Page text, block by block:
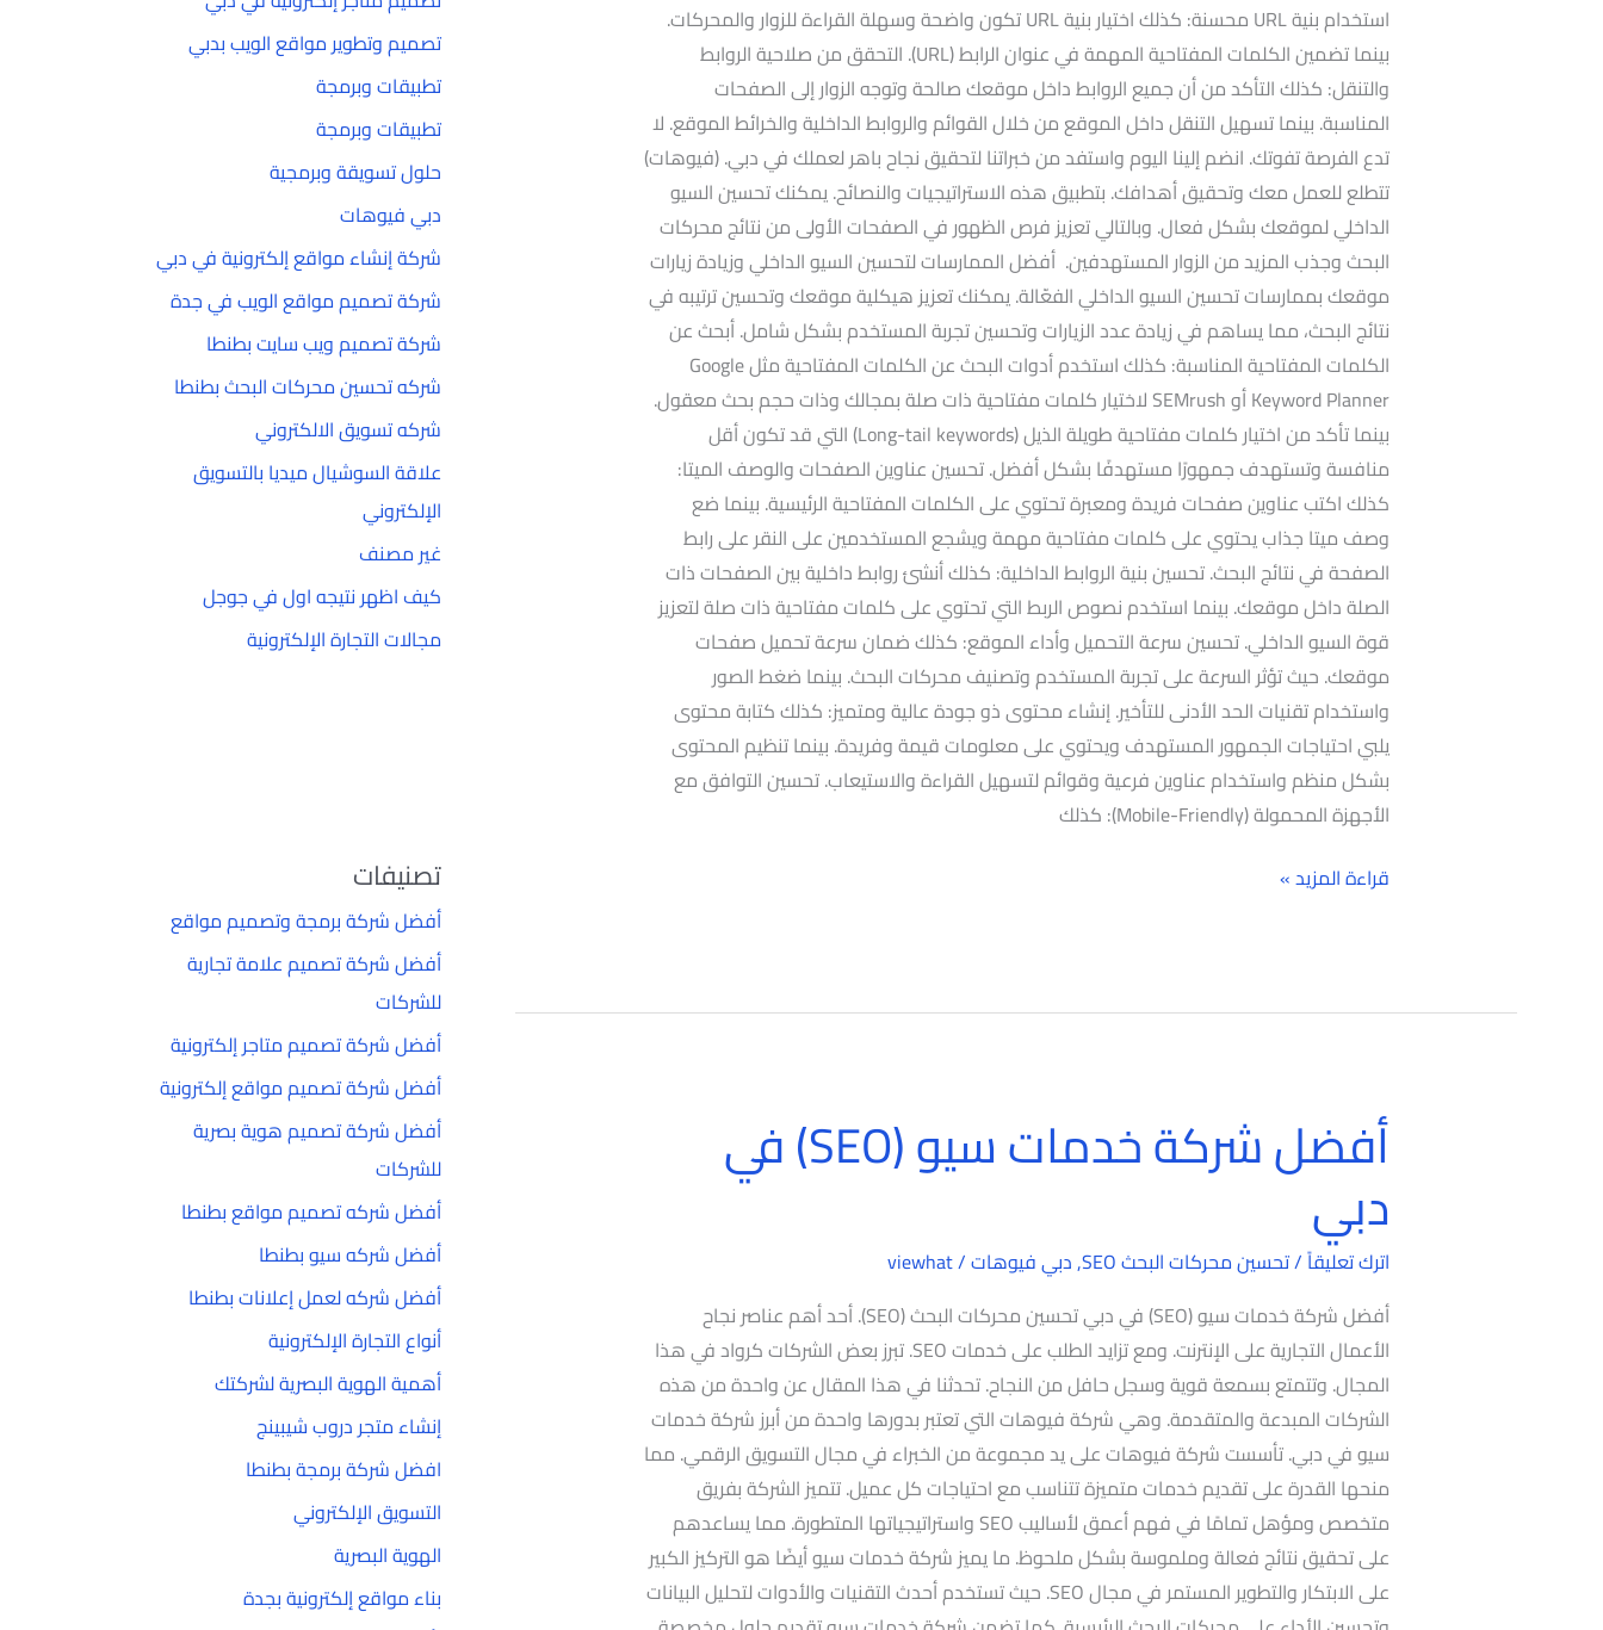
استخدام بنية URL محسنة: كذلك اختيار بنية URL تكون واضحة وسهلة القراءة للزوار والمحركات.
بينما تضمين الكلمات المفتاحية المهمة في عنوان الرابط (URL). التحقق من صلاحية الروابط
والتنقل: كذلك التأكد من أن جميع الروابط داخل موقعك صالحة وتوجه الزوار إلى الصفحات
المناسبة. بينما تسهيل التنقل داخل الموقع من خلال القوائم والروابط الداخلية والخرائط الموقع. لا
تدع الفرصة تفوتك. انضم إلينا اليوم واستفد من خبراتنا لتحقيق نجاح باهر لعملك في دبي. (فيوهات)
تتطلع للعمل معك وتحقيق أهدافك. بتطبيق هذه الاستراتيجيات والنصائح. يمكنك تحسين السيو
الداخلي لموقعك بشكل فعال. وبالتالي تعزيز فرص الظهور في الصفحات الأولى من نتائج محركات
البحث وجذب المزيد من الزوار المستهدفين. أفضل الممارسات لتحسين السيو الداخلي وزيادة زيارات
موقعك بممارسات تحسين السيو الداخلي الفعّالة. يمكنك تعزيز هيكلية موقعك وتحسين ترتيبه في
نتائج البحث، مما يساهم في زيادة عدد الزيارات وتحسين تجربة المستخدم بشكل شامل. أبحث عن
الكلمات المفتاحية المناسبة: كذلك استخدم أدوات البحث عن الكلمات المفتاحية مثل Google
Keyword Planner أو SEMrush لاختيار كلمات مفتاحية ذات صلة بمجالك وذات حجم بحث معقول.
بينما تأكد من اختيار كلمات مفتاحية طويلة الذيل (Long-tail keywords) التي قد تكون أقل
منافسة وتستهدف جمهورًا مستهدفًا بشكل أفضل. تحسين عناوين الصفحات والوصف الميتا:
كذلك اكتب عناوين صفحات فريدة ومعبرة تحتوي على الكلمات المفتاحية الرئيسية. بينما ضع
وصف ميتا جذاب يحتوي على كلمات مفتاحية مهمة ويشجع المستخدمين على النقر على رابط
الصفحة في نتائج البحث. تحسين بنية الروابط الداخلية: كذلك أنشئ روابط داخلية بين الصفحات ذات
الصلة داخل موقعك. بينما استخدم نصوص الربط التي تحتوي على كلمات مفتاحية ذات صلة لتعزيز
قوة السيو الداخلي. تحسين سرعة التحميل وأداء الموقع: كذلك ضمان سرعة تحميل صفحات
موقعك. حيث تؤثر السرعة على تجربة المستخدم وتصنيف محركات البحث. بينما ضغط الصور
واستخدام تقنيات الحد الأدنى للتأخير. إنشاء محتوى ذو جودة عالية ومتميز: كذلك كتابة محتوى
يلبي احتياجات الجمهور المستهدف ويحتوي على معلومات قيمة وفريدة. بينما تنظيم المحتوى
بشكل منظم واستخدام عناوين فرعية وقوائم لتسهيل القراءة والاستيعاب. تحسين التوافق مع
الأجهزة المحمولة (Mobile-Friendly): كذلك
قراءة المزيد »
أفضل شركة خدمات سيو (SEO) في
دبي
اترك تعليقاً/تحسين محركات البحث SEO ,دبي فيوهات/
viewhat
أفضل شركة خدمات سيو (SEO) في دبي تحسين محركات البحث (SEO). أحد أهم عناصر نجاح
الأعمال التجارية على الإنترنت. ومع تزايد الطلب على خدمات SEO. تبرز بعض الشركات كرواد في هذا
المجال. وتتمتع بسمعة قوية وسجل حافل من النجاح. تحدثنا في هذا المقال عن واحدة من هذه
الشركات المبدعة والمتقدمة. وهي شركة فيوهات التي تعتبر بدورها واحدة من أبرز شركة خدمات
سيو في دبي. تأسست شركة فيوهات على يد مجموعة من الخبراء في مجال التسويق الرقمي. مما
منحها القدرة على تقديم خدمات متميزة تتناسب مع احتياجات كل عميل. تتميز الشركة بفريق
متخصص ومؤهل تمامًا في فهم أعمق لأساليب SEO واستراتيجياتها المتطورة. مما يساعدهم
على تحقيق نتائج فعالة وملموسة بشكل ملحوظ. ما يميز شركة خدمات سيو أيضًا هو التركيز الكبير
على الابتكار والتطوير المستمر في مجال SEO. حيث تستخدم أحدث التقنيات والأدوات لتحليل البيانات
أفضل
شركة
خدمات
سيو
(SEO)
في
دبي
تصميم وتطوير مواقع الويب بدبي
تطبيقات وبرمجة
تطبيقات وبرمجة
حلول تسويقة وبرمجية
دبي فيوهات
شركة إنشاء مواقع إلكترونية في دبي
شركة تصميم مواقع الويب في جدة
شركة تصميم ويب سايت بطنطا
شركه تحسين محركات البحث بطنطا
شركه تسويق الالكتروني
علاقة السوشيال ميديا بالتسويق
الإلكتروني
غير مصنف
كيف اظهر نتيجه اول في جوجل
مجالات التجارة الإلكترونية
تصنيفات
أفضل شركة برمجة وتصميم مواقع
أفضل شركة تصميم علامة تجارية
للشركات
أفضل شركة تصميم متاجر إلكترونية
أفضل شركة تصميم مواقع إلكترونية
أفضل شركة تصميم هوية بصرية
للشركات
أفضل شركه تصميم مواقع بطنطا
أفضل شركه سيو بطنطا
أفضل شركه لعمل إعلانات بطنطا
أنواع التجارة الإلكترونية
أهمية الهوية البصرية لشركتك
إنشاء متجر دروب شيبينج
افضل شركة برمجة بطنطا
التسويق الإلكتروني
الهوية البصرية
بناء مواقع إلكترونية بجدة